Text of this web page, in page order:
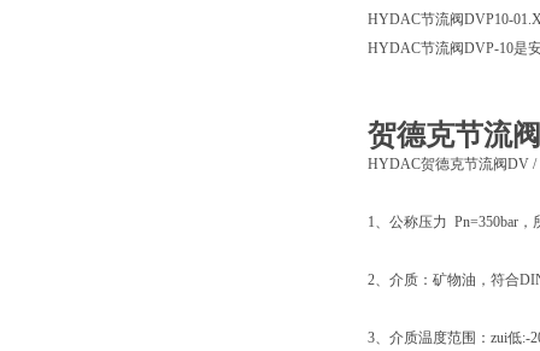
HYDAC节流阀DVP10-
HYDAC节流阀DVP-10是
贺德克节流
HYDAC贺德克节流阀DV
1、公称压力 Pn=350bar，
2、介质：矿物油，符合
3、介质温度范围：zui低:-